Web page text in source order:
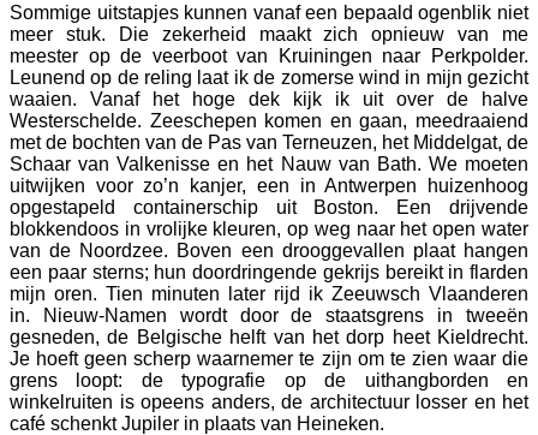
Sommige uitstapjes kunnen vanaf een bepaald ogenblik niet
meer stuk. Die zekerheid maakt zich opnieuw van me
meester op de veerboot van Kruiningen naar Perkpolder.
Leunend op de reling laat ik de zomerse wind in mijn gezicht
waaien. Vanaf het hoge dek kijk ik uit over de halve
Westerschelde. Zeeschepen komen en gaan, meedraaiend
met de bochten van de Pas van Terneuzen, het Middelgat, de
Schaar van Valkenisse en het Nauw van Bath. We moeten
uitwijken voor zo’n kanjer, een in Antwerpen huizenhoog
opgestapeld containerschip uit Boston. Een drijvende
blokkendoos in vrolijke kleuren, op weg naar het open water
van de Noordzee. Boven een drooggevallen plaat hangen
een paar sterns; hun doordringende gekrijs bereikt in flarden
mijn oren. Tien minuten later rijd ik Zeeuwsch Vlaanderen
in. Nieuw-Namen wordt door de staatsgrens in tweeën
gesneden, de Belgische helft van het dorp heet Kieldrecht.
Je hoeft geen scherp waarnemer te zijn om te zien waar die
grens loopt: de typografie op de uithangborden en
winkelruiten is opeens anders, de architectuur losser en het
café schenkt Jupiler in plaats van Heineken.